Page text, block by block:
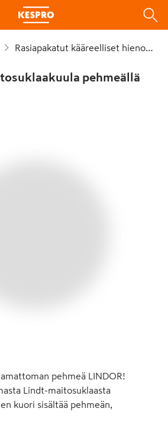
Rasiapakatut kääreelliset hienokonvehdit
pehmeällä
pehmeä LINDOR!
Lindt-maitosuklaasta
kuori sisältää pehmeän,